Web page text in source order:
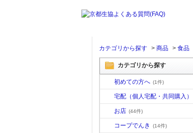
カテゴリから探す > 商品 > 食品
カテゴリから探す
初めての方へ (1件)
宅配（個人宅配・共同購入）
お店 (44件)
コープでんき (14件)